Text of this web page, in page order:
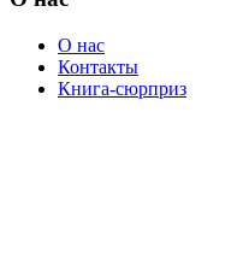
О нас
Контакты
Книга-сюрприз